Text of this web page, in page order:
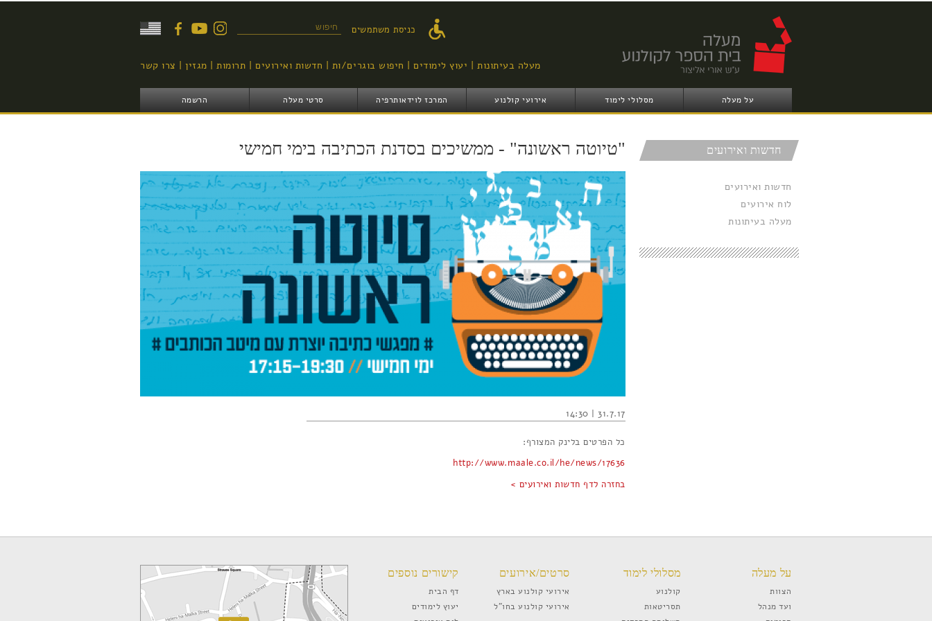
העיקרי
טופס חיפוש כניסת משתמשים
מעלה בעיתונות יעוץ לימודים חיפוש בוגרים/ות חדשות ואירועים תרומות מגזין צרו קשר
על מעלה מסלולי לימוד אירועי קולנוע המרכז לוידאותרפיה סרטי מעלה הרשמה
חדשות ואירועים
חדשות ואירועים
לוח אירועים
מעלה בעיתונות
"טיוטה ראשונה" - ממשיכים בסדנת הכתיבה בימי חמישי
31.7.17 | 14:30
כל הפרטים בלינק המצורף:
http://www.maale.co.il/he/news/17636
בחזרה לדף חדשות ואירועים >
על מעלה
הצוות
ועד מנהל
מסלולי לימוד
קולנוע
תסריטאות
סרטים/אירועים
אירועי קולנוע בארץ
אירועי קולנוע בחו”ל
קישורים נוספים
דף הבית
יעוץ לימודים